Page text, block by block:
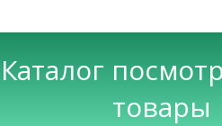
Каталог
товары